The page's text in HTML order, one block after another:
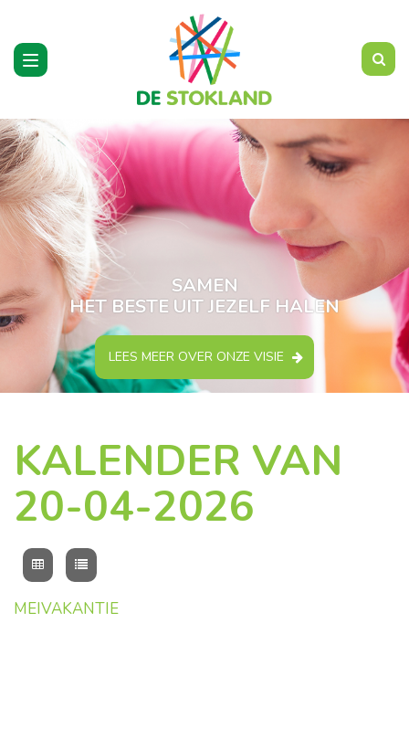
Toggle
navigation
SAMEN
HET BESTE UIT JEZELF HALEN
LEES MEER OVER ONZE VISIE
KALENDER VAN
20-04-2026
MEIVAKANTIE